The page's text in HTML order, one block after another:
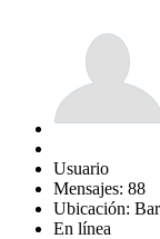
Usuario
Mensajes: 88
Ubicación:
En línea